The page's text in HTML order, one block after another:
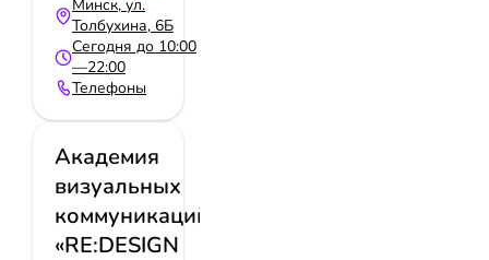
Минск, ул.
Толбухина, 6Б
Сегодня до 10:00
—22:00
Телефоны
Академия
визуальных
коммуникаций
«RE:DESIGN